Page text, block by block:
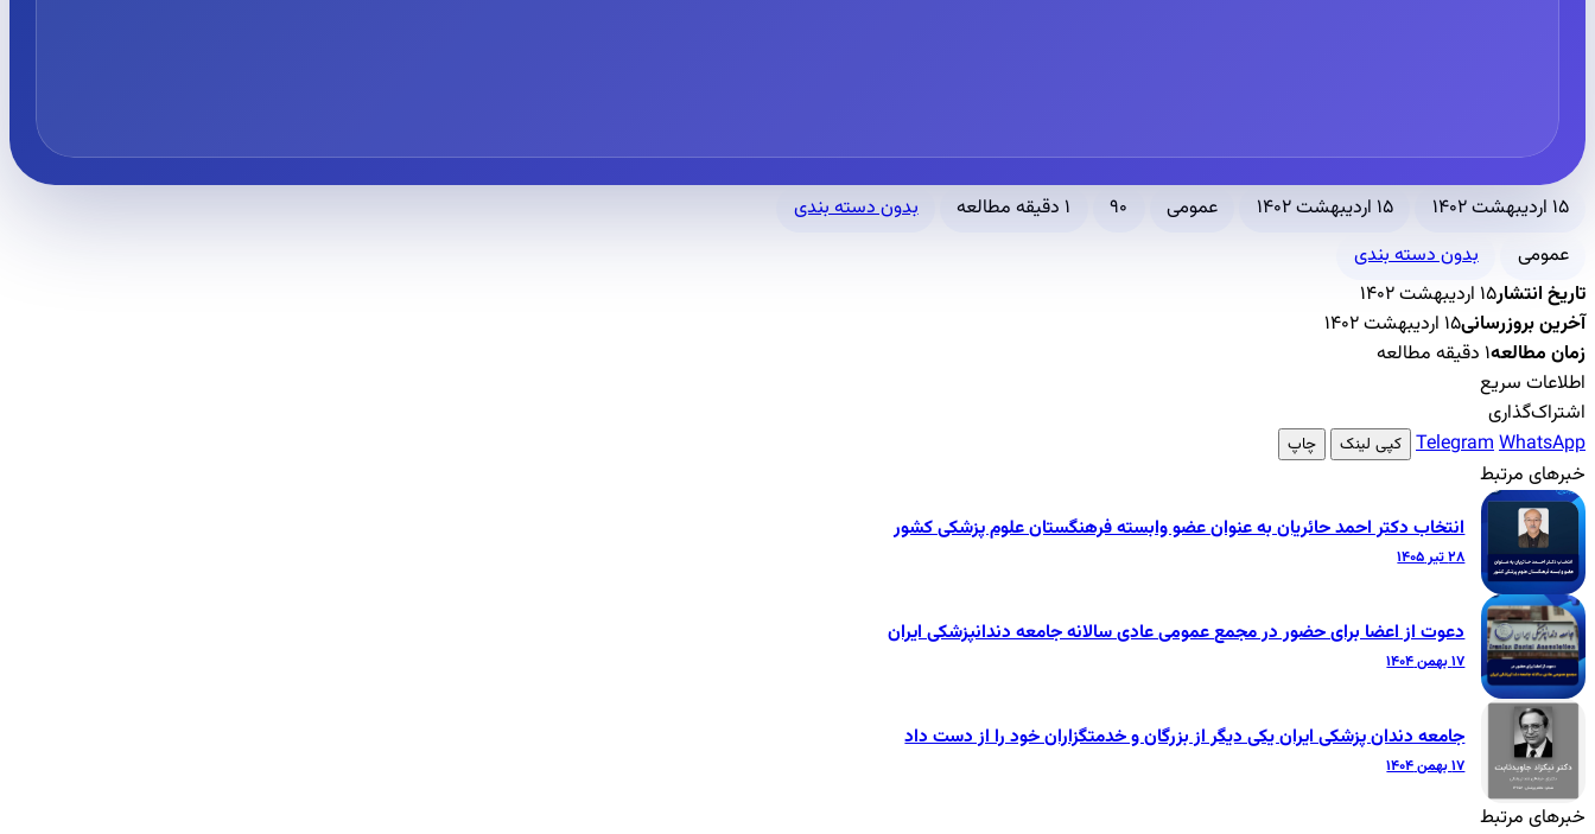
۱۵ اردیبهشت ۱۴۰۲ ۱۵ اردیبهشت ۱۴۰۲ عمومی ۹۰ ۱ دقیقه مطالعه
بدون دسته بندی
عمومی
بدون دسته بندی
تاریخ انتشار۱۵ اردیبهشت ۱۴۰۲
آخرین بروزرسانی۱۵ اردیبهشت ۱۴۰۲
زمان مطالعه۱ دقیقه مطالعه
اطلاعات سریع
اشتراک‌گذاری
TelegramWhatsApp کپی لینک چاپ
خبرهای مرتبط
انتخاب دکتر احمد حائریان به عنوان عضو وابسته فرهنگستان علوم پزشکی کشور
۲۸ تیر ۱۴۰۵
دعوت از اعضا برای حضور در مجمع عمومی عادی سالانه جامعه دندانپزشکی ایران
۱۷ بهمن ۱۴۰۴
جامعه دندان پزشکی ایران یکی دیگر از بزرگان و خدمتگزاران خود را از دست داد
۱۷ بهمن ۱۴۰۴
خبرهای مرتبط